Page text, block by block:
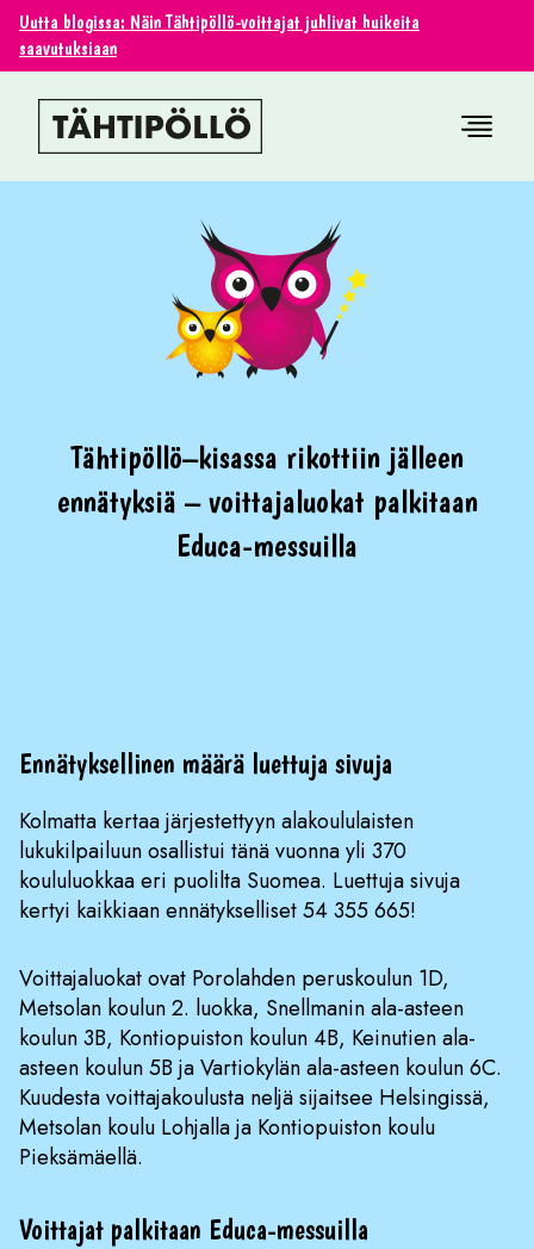
Uutta blogissa: Näin Tähtipöllö-voittajat juhlivat huikeita
saavutuksiaan
Tähtipöllö–kisassa rikottiin jälleen
ennätyksiä – voittajaluokat palkitaan
Educa-messuilla
Ennätyksellinen määrä luettuja sivuja
Kolmatta kertaa järjestettyyn alakoululaisten
lukukilpailuun osallistui tänä vuonna yli 370
koululuokkaa eri puolilta Suomea. Luettuja sivuja
kertyi kaikkiaan ennätykselliset 54 355 665!
Voittajaluokat ovat Porolahden peruskoulun 1D,
Metsolan koulun 2. luokka, Snellmanin ala-asteen
koulun 3B, Kontiopuiston koulun 4B, Keinutien ala-
asteen koulun 5B ja Vartiokylän ala-asteen koulun 6C.
Kuudesta voittajakoulusta neljä sijaitsee Helsingissä,
Metsolan koulu Lohjalla ja Kontiopuiston koulu
Pieksämäellä.
Voittajat palkitaan Educa-messuilla